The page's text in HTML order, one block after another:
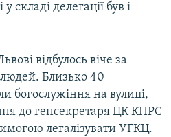
у складі делегації був і
відбулось віче за
людей. Близько 40
богослужіння на вулиці,
до генсекретаря ЦК КПРС
легалізувати УГКЦ.